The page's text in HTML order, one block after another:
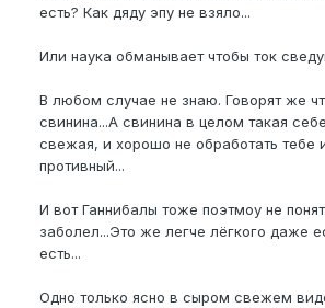
есть? Как дяду эпу не взяло...
Или наука обманывает чтобы ток
В любом случае не знаю. Говорят же
свинина...А свинина в целом такая
свежая, и хорошо не обработать тебе
противный...
И вот Ганнибалы тоже поэтмоу не
заболел...Это же легче лёгкого даже
есть...
Одно только ясно в сыром свежем